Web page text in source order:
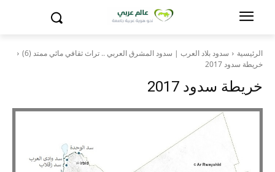
الرئيسية
سدود بلاد العرب | سدود المشرق العربي .. تراث ثقافي مائي ممتد (6)
خريطة سدود 2017
خريطة سدود 2017